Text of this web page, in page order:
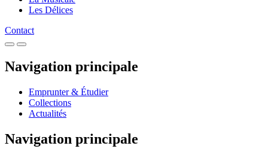
Les Délices
Contact
Navigation principale
Emprunter & Étudier
Collections
Actualités
Navigation principale